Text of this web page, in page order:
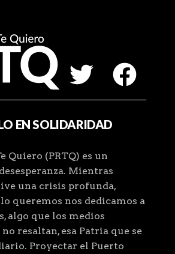
EN SOLIDARIDAD
Quiero (PRTQ) es un
Mientras
una crisis profunda,
queremos nos dedicamos a
algo que los medios
resaltan, esa Patria que se
Proyectar el Puerto